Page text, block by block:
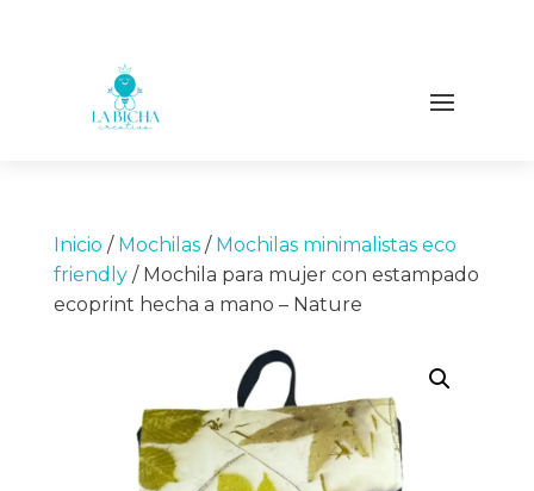
Inicio / Mochilas/ Mochilas minimalistas eco
friendly/ Mochila para mujer con estampado
ecoprint hecha a mano – Nature